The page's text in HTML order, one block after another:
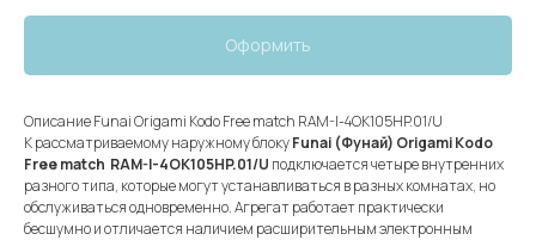
Оформить
Описание Funai Origami Kodo Free match RAM-I-4OK105HP.01/U
К рассматриваемому наружному блокуFunai (Фунай) Origami Kodo
Free match RAM-I-4OK105HP.01/U подключается четыре внутренних
разного типа, которые могут устанавливаться в разных комнатах, но
обслуживаться одновременно. Агрегат работает практически
бесшумно и отличается наличием расширительным электронным